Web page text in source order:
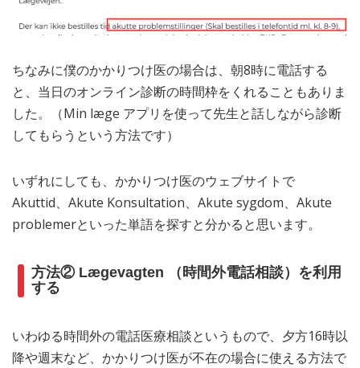
ちなみに僕のかかりつけ医の場合は、朝8時に電話する
と、当日のオンライン診断の時間枠をくれることもありま
した。（Min læge アプリを使って先生と話しながら診断
してもらうという方法です）
いずれにしても、かかりつけ医のウェブサイトで
Akuttid、Akute Konsultation、Akute sygdom、Akute
problemerといった単語を探すと分かると思います。
方法② Lægevagten （時間外電話相談）を利用
する
いわゆる時間外の電話医療相談というもので、夕方16時以
降や週末など、かかりつけ医が不在の場合に使える方法で